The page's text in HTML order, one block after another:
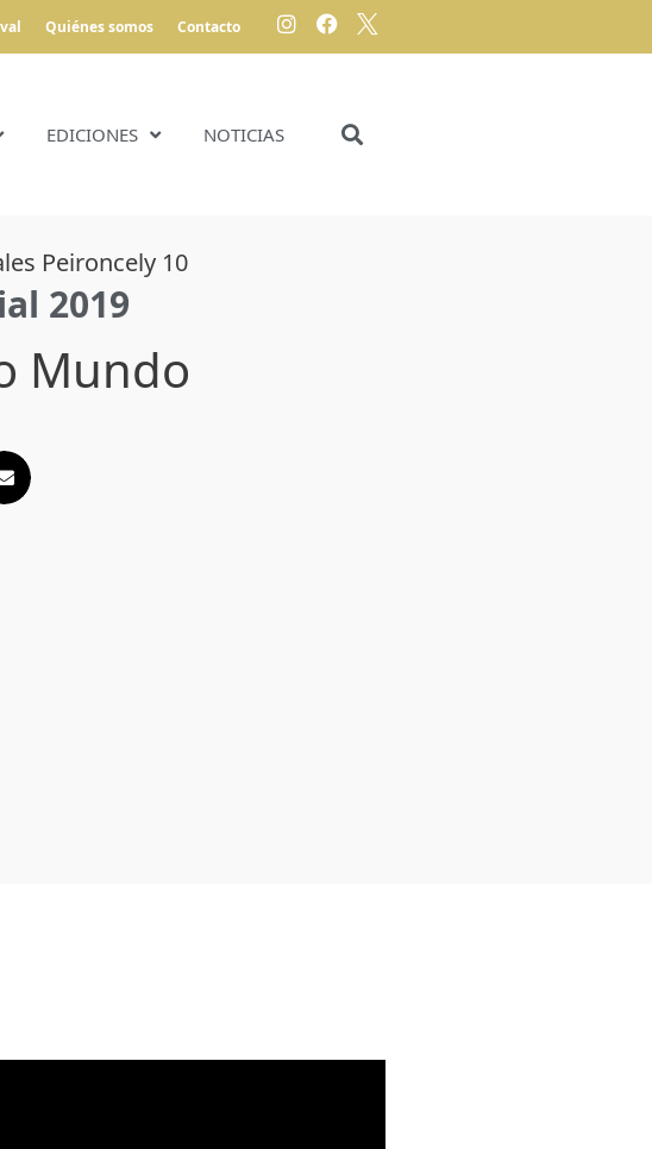
Quiénes somos Contacto
EDICIONES NOTICIAS
Peironcely 10
2019
Mundo